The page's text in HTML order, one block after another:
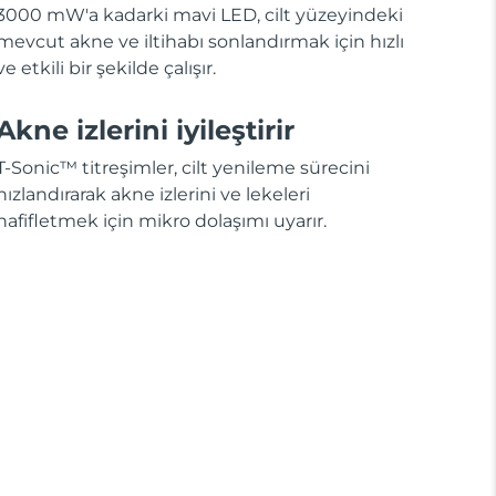
mW'a kadarki mavi LED, cilt yüzeyindeki
akne ve iltihabı sonlandırmak için hızlı
etkili bir şekilde çalışır.
izlerini iyileştirir
Sonic™ titreşimler, cilt yenileme sürecini
akne izlerini ve lekeleri
için mikro dolaşımı uyarır.